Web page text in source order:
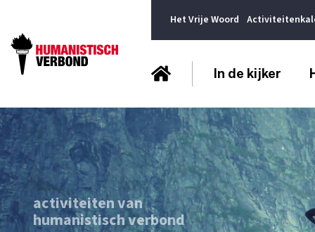
Het Vrije Woord
In de kijker
activiteiten van
humanistisch verbond